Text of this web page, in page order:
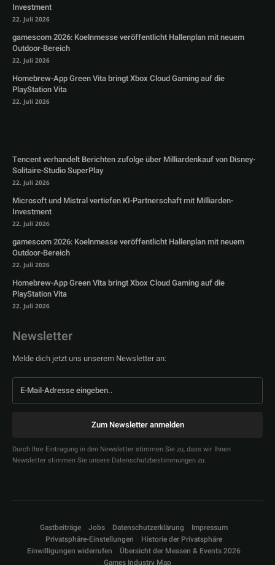
Investment
22. Juli 2026
gamescom 2026: Koelnmesse veröffentlicht Hallenplan mit neuem
Outdoor-Bereich
22. Juli 2026
Homebrew-App Green Vita bringt Xbox Cloud Gaming auf die
PlayStation Vita
22. Juli 2026
Tencent verhandelt Berichten zufolge über Milliardenkauf von Disney-
Solitaire-Studio SuperPlay
22. Juli 2026
Microsoft und Mistral vertiefen KI-Partnerschaft mit Milliarden-
Investment
22. Juli 2026
gamescom 2026: Koelnmesse veröffentlicht Hallenplan mit neuem
Outdoor-Bereich
22. Juli 2026
Homebrew-App Green Vita bringt Xbox Cloud Gaming auf die
PlayStation Vita
22. Juli 2026
Newsletter
Melde dich jetzt uns unserem Newsletter an:
Zum Newsletter anmelden
Durch Ihre Eintragung in den Newsletter stimmen Sie zu, dass wir Ihnen
Newsletter stimmen Sie unsere Datenschutzbestimmungen zu.
Gastbeiträge Jobs Datenschutzerklärung
Impressum
Privatsphäre-Einstellungen
Historie der Privatsphäre
Einwilligungen widerrufen
Übersicht der Messen & Events 2026
Games Industry Map